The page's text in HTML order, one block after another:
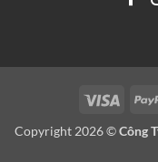
Visa
Copyright 2026 ©Công